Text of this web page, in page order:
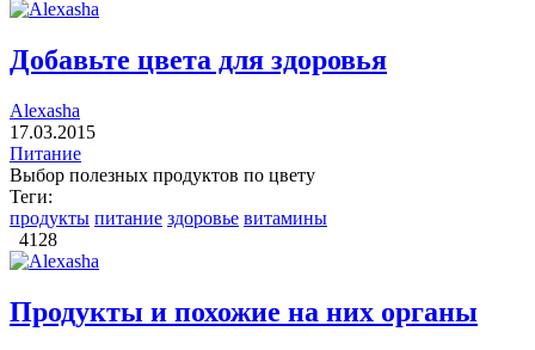
Добавьте цвета для здоровья
Alexasha
17.03.2015
Питание
Выбор полезных продуктов по цвету
Теги:
продукты питание здоровье витамины
4128
Продукты и похожие на них органы